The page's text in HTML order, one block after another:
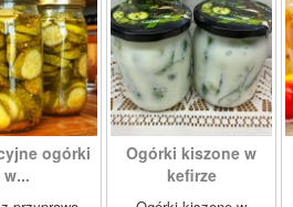
ogórki
w...
Ogórki kiszone w
kefirze